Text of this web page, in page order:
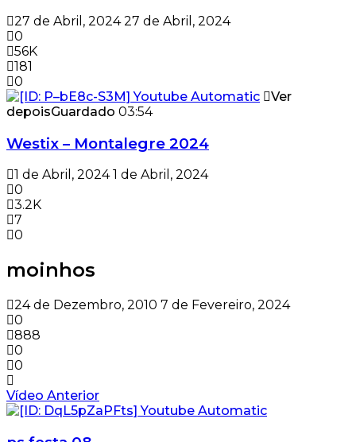
27 de Abril, 2024 27 de Abril, 2024
0
56K
181
0
Ver
depoisGuardado 03:54
Westix – Montalegre 2024
1 de Abril, 2024 1 de Abril, 2024
0
3.2K
7
0
moinhos
24 de Dezembro, 2010 7 de Fevereiro, 2024
0
888
0
0
Vídeo Anterior